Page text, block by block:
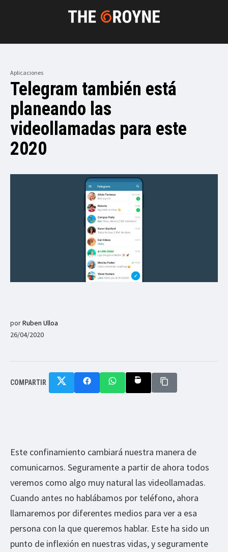
Aplicaciones
Telegram también está
planeando las
videollamadas para este
2020
porRuben Ulloa
26/04/2020
COMPARTIR
Este confinamiento cambiará nuestra manera de
comunicarnos. Seguramente a partir de ahora todos
veremos como algo muy natural las videollamadas.
Cuando antes no hablábamos por teléfono, ahora
llamaremos por diferentes medios para ver a esa
persona con la que queremos hablar. Este ha sido un
punto de inflexión en nuestras vidas, y seguramente